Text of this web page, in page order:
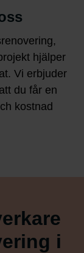
hjälper
Vi erbjuder
du får en
kostnad
i